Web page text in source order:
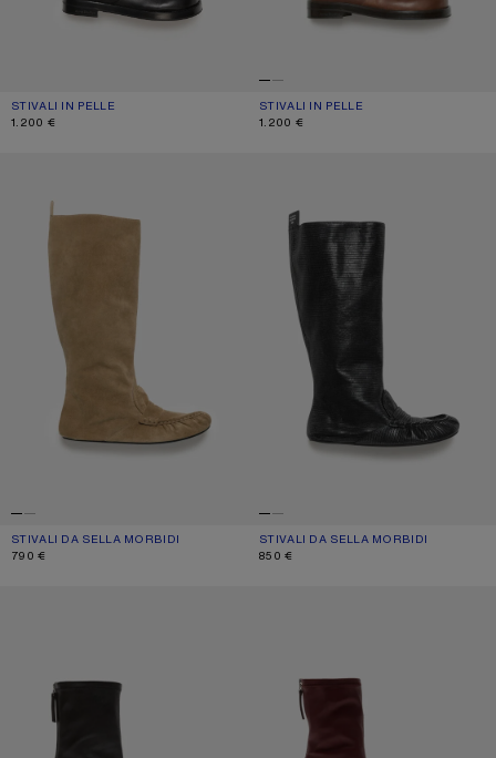
STIVALI IN PELLE
COLORE ATTUALE: NERO
PREZZO: 1.200 €.
1.200 €
STIVALI IN PELLE
COLORE ATTUALE: MARRONE SCURO
PREZZO: 1.200 €.
1.200 €
STIVALI DA SELLA MORBIDI
COLORE ATTUALE: BEIGE
PREZZO: 790 €.
790 €
STIVALI DA SELLA MORBIDI
COLORE ATTUALE: NERO
PREZZO: 850 €.
850 €